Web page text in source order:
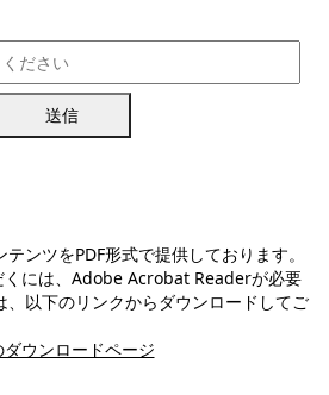
送信
ンツをPDF形式で提供しております。
くには、Adobe Acrobat Readerが必要
、以下のリンクからダウンロードしてご
ウンロードページ